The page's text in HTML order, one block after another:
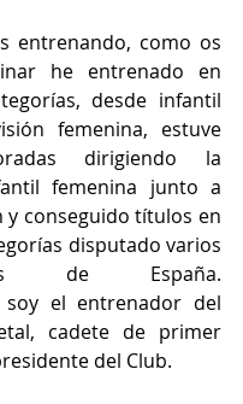
entrenando, como os
he entrenado en
desde infantil
femenina, estuve
dirigiendo la
femenina junto a
y conseguido títulos en
disputado varios
de España.
soy el entrenador del
cadete de primer
del Club.